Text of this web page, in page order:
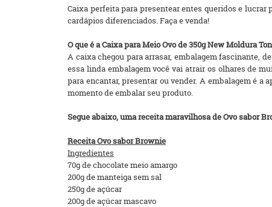
Caixa perfeita para presentear entes queridos e lucrar
cardápios diferenciados. Faça e venda!
O que é a Caixa para Meio Ovo de 350g New Moldura
A caixa chegou para arrasar, embalagem fascinante,
essa linda embalagem você vai atrair os olhares de
para encantar, presentar ou vender. A embalagem é
momento de embalar seu produto.
Segue abaixo, uma receita maravilhosa de Ovo sabor
Receita Ovo sabor Brownie
Ingredientes
70g de chocolate meio amargo
200g de manteiga sem sal
250g de açúcar
200g de açúcar mascavo